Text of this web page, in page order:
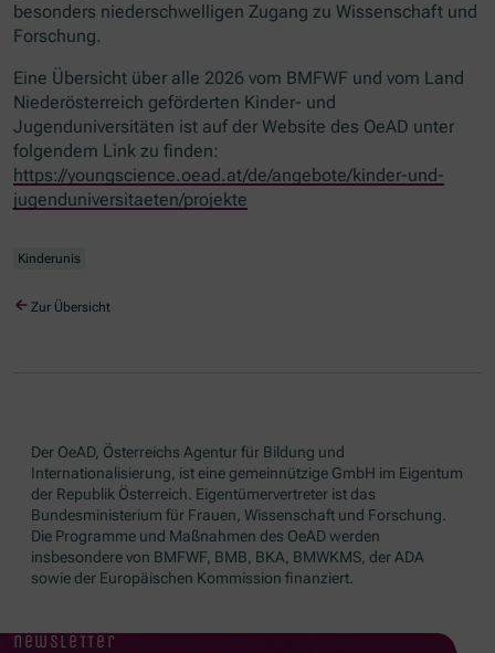
besonders niederschwelligen Zugang zu Wissenschaft und
Forschung.
Eine Übersicht über alle 2026 vom BMFWF und vom Land
Niederösterreich geförderten Kinder- und
Jugenduniversitäten ist auf der Website des OeAD unter
folgendem Link zu finden:
https://youngscience.oead.at/de/angebote/kinder-und-
jugenduniversitaeten/projekte
Kinderunis
Zur Übersicht
Der OeAD, Österreichs Agentur für Bildung und
Internationalisierung, ist eine gemeinnützige GmbH im Eigentum
der Republik Österreich. Eigentümervertreter ist das
Bundesministerium für Frauen, Wissenschaft und Forschung.
Die Programme und Maßnahmen des OeAD werden
insbesondere von BMFWF, BMB, BKA, BMWKMS, der ADA
sowie der Europäischen Kommission finanziert.
newsletter